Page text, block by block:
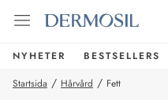
NYHETER BESTSELLERS
Startsida / Hårvård / Fett